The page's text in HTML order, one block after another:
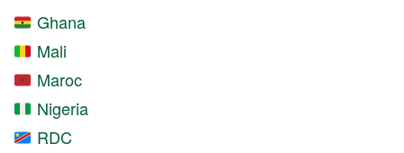
Ghana
Mali
Maroc
Nigeria
RDC